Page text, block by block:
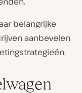
belangrijke
aanbevelen